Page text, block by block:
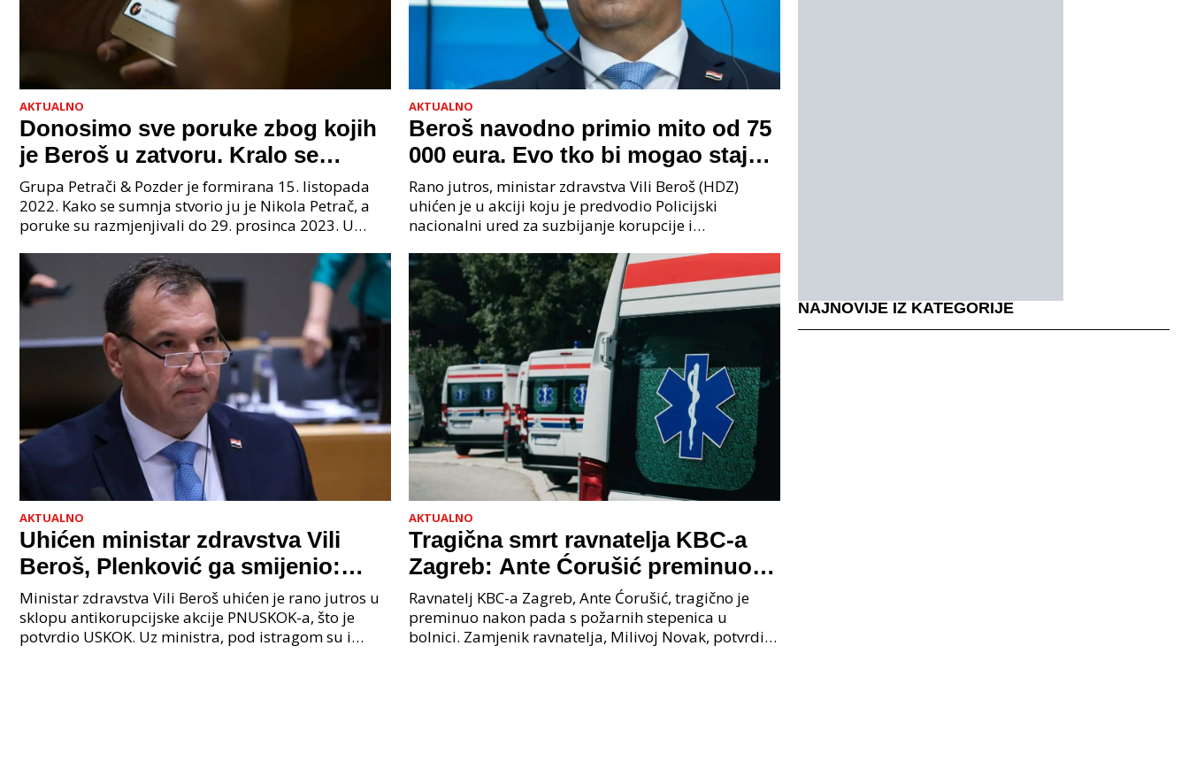
AKTUALNO
Donosimo sve poruke zbog kojih
je Beroš u zatvoru. Kralo se
godinama. Tko će iz vlade biti
sljedeći uhićen?
Grupa Petrači & Pozder je formirana 15. listopada
2022. Kako se sumnja stvorio ju je Nikola Petrač, a
poruke su razmjenjivali do 29. prosinca 2023. U
AKTUALNO
Beroš navodno primio mito od 75
000 eura. Evo tko bi mogao stajati
na čelu zločinačkog udruženja
Rano jutros, ministar zdravstva Vili Beroš (HDZ)
uhićen je u akciji koju je predvodio Policijski
nacionalni ured za suzbijanje korupcije i
priopćenju USKOK
AKTUALNO
Uhićen ministar zdravstva Vili
Beroš, Plenković ga smijenio:
Istraga USKOK-a zbog korupcije
Ministar zdravstva Vili Beroš uhićen je rano jutros u
sklopu antikorupcijske akcije PNUSKOK-a, što je
potvrdio USKOK. Uz ministra, pod istragom su i
AKTUALNO
Tragična smrt ravnatelja KBC-a
Zagreb: Ante Ćorušić preminuo
nakon pada u bolnici, policija na
mjestu događaja
Ravnatelj KBC-a Zagreb, Ante Ćorušić, tragično je
preminuo nakon pada s požarnih stepenica u
bolnici. Zamjenik ravnatelja, Milivoj Novak, potvrdio
NAJNOVIJE IZ KATEGORIJE